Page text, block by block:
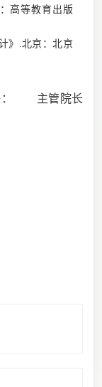
高等教育出版
》.北京：北京
主管院长